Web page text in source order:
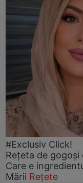
#Exclusiv Click!
Rețeta de gogoşi
Care e
Mării Rețete